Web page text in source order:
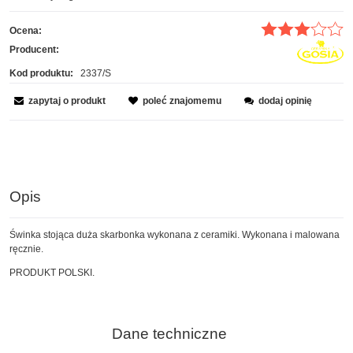
Ocena:
Producent:
Kod produktu: 2337/S
zapytaj o produkt poleć znajomemu dodaj opinię
Opis
Świnka stojąca duża skarbonka wykonana z ceramiki. Wykonana i malowana
ręcznie.
PRODUKT POLSKI.
Dane techniczne